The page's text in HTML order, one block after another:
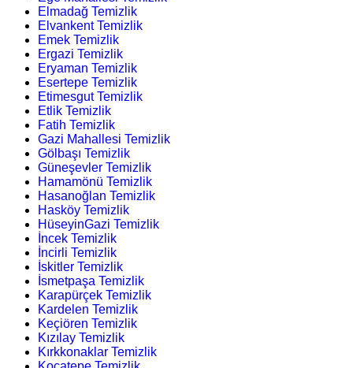
Elmadağ Temizlik
Elvankent Temizlik
Emek Temizlik
Ergazi Temizlik
Eryaman Temizlik
Esertepe Temizlik
Etimesgut Temizlik
Etlik Temizlik
Fatih Temizlik
Gazi Mahallesi Temizlik
Gölbaşı Temizlik
Güneşevler Temizlik
Hamamönü Temizlik
Hasanoğlan Temizlik
Hasköy Temizlik
HüseyinGazi Temizlik
İncek Temizlik
İncirli Temizlik
İskitler Temizlik
İsmetpaşa Temizlik
Karapürçek Temizlik
Kardelen Temizlik
Keçiören Temizlik
Kızılay Temizlik
Kırkkonaklar Temizlik